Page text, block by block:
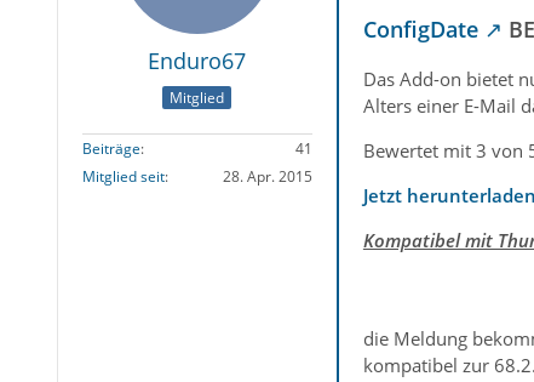
Enduro67
Mitglied
Beiträge
41
Mitglied seit
28. Apr. 2015
ConfigDate
Das Add-on bietet
Alters einer E-Mail
Bewertet mit 3 von
Jetzt herunterladen
Kompatibel mit
die Meldung
kompatibel zur